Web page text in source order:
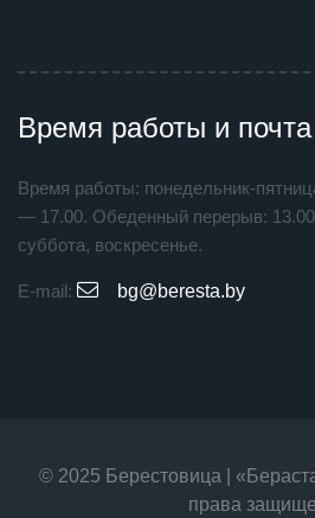
Время работы и почта
Время работы: понедельник-
— 17.00. Обеденный перерыв:
суббота, воскресенье.
E-mail: bg@beresta.by
© 2025 Берестовица |
права